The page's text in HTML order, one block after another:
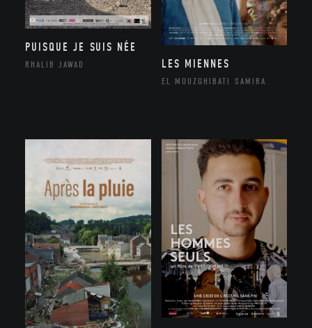
PUISQUE JE SUIS NÉE
RHALIB JAWAD LES MIENNES
EL MOUZGHIBATI SAMIRA